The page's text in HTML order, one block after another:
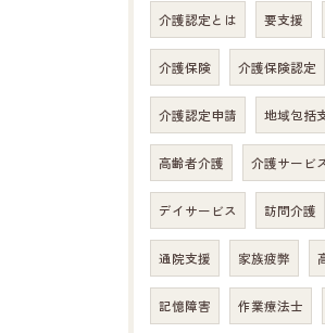
介護認定とは 要支援
介護保険 介護保険認定
介護認定申請 地域包括
高齢者介護 介護サービ
デイサービス 訪問介護
通院支援 家族疲弊
記憶障害 作業療法士